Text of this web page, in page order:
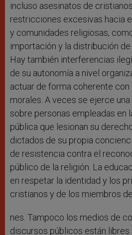
incluso asesinatos de
restricciones excesivas hacia
y comunidades religiosas,
importación y la distribución
Hay también interferencias
de su autonomía a nivel
actuar de forma coherente
morales. A veces se ejerce
sobre personas empleadas en
pública que lesionan su
dictados de su propia
de resistencia contra el
público de la religión. La
en respetar la identidad y los
cristianos y de los miembros
nes. Tampoco los medios de
discursos públicos están libres